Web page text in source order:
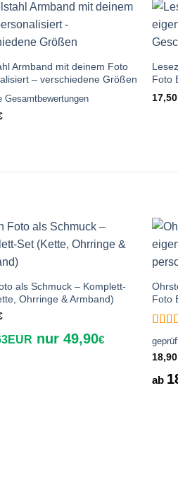
Armband mit deinem Foto
– verschiedene Größen
Gesamtbewertungen
Foto
17,50
als Schmuck – Komplett-
Ohrringe & Armband)
nur 49,90€
Foto
mit5
18,90
ab